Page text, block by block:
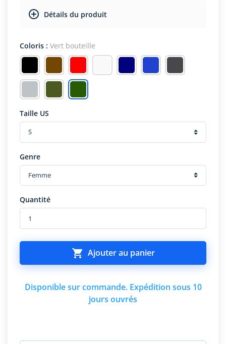
Détails du produit
Coloris : Vert bouteille
Taille US
Genre
Quantité
 Ajouter au panier
Disponible sur commande. Expédition sous 10
jours ouvrés